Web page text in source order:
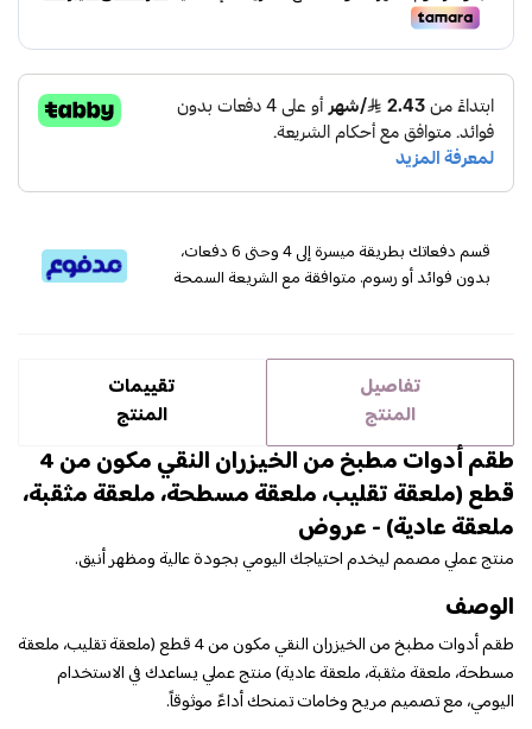
قسم دفعاتك بطريقة ميسرة إلى 4 وحتى 6 دفعات،
بدون فوائد أو رسوم. متوافقة مع الشريعة السمحة
تفاصيل
المنتج
تقييمات
المنتج
طقم أدوات مطبخ من الخيزران النقي مكون من 4
قطع (ملعقة تقليب، ملعقة مسطحة، ملعقة مثقبة،
ملعقة عادية) - عروض
منتج عملي مصمم ليخدم احتياجك اليومي بجودة عالية ومظهر أنيق.
الوصف
طقم أدوات مطبخ من الخيزران النقي مكون من 4 قطع (ملعقة تقليب، ملعقة
مسطحة، ملعقة مثقبة، ملعقة عادية) منتج عملي يساعدك في الاستخدام
اليومي، مع تصميم مريح وخامات تمنحك أداءً موثوقاً.